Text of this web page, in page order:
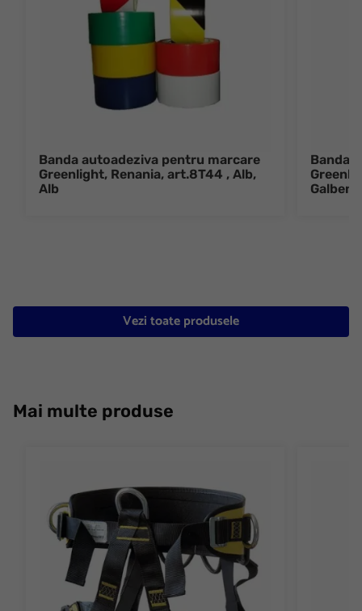
Banda autoadeziva pentru marcare
Greenlight, Renania, art.8T44 , Alb,
Alb
Banda
Galben,
Vezi toate produsele
Mai multe produse